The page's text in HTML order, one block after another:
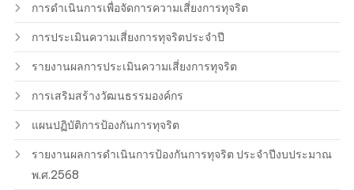
การดำเนินการเพื่อจัดการความเสี่ยงการทุจริต
การประเมินความเสี่ยงการทุจริตประจำปี
รายงานผลการประเมินความเสี่ยงการทุจริต
การเสริมสร้างวัฒนธรรมองค์กร
แผนปฏิบัติการป้องกันการทุจริต
รายงานผลการดำเนินการป้องกันการทุจริต ประจำปีงบประมาณ
พ.ศ.2568